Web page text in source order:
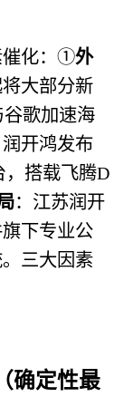
催化：①外
大部分新
谷歌加速海
开鸿发布
，搭载飞腾D
​：江苏润开
下专业公
三大因素
确定性最